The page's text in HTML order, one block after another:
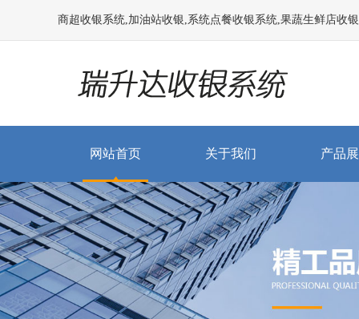
商超收银系统,加油站收银,系统点餐收银系统,果蔬生鲜店收
网站首页 关于我们 产品